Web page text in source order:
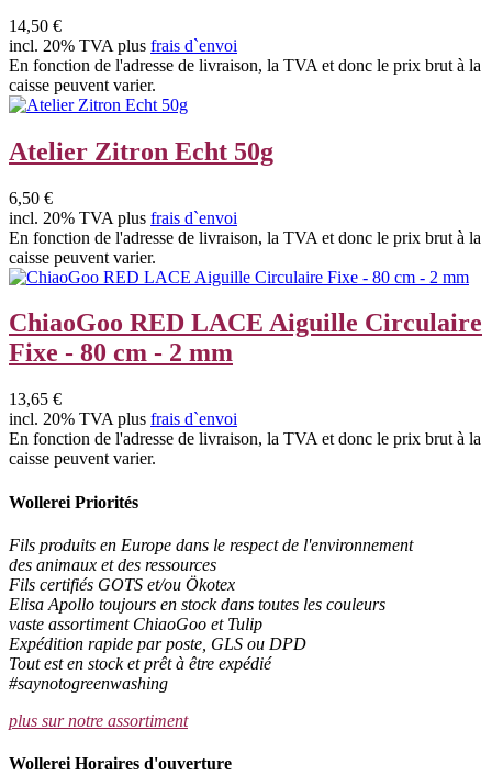
14,50 €
incl. 20% TVA plus frais d`envoi
En fonction de l'adresse de livraison, la TVA et donc le prix brut à la
caisse peuvent varier.
Atelier Zitron Echt 50g
6,50 €
incl. 20% TVA plus frais d`envoi
En fonction de l'adresse de livraison, la TVA et donc le prix brut à la
caisse peuvent varier.
ChiaoGoo RED LACE Aiguille Circulaire
Fixe - 80 cm - 2 mm
13,65 €
incl. 20% TVA plus frais d`envoi
En fonction de l'adresse de livraison, la TVA et donc le prix brut à la
caisse peuvent varier.
Wollerei Priorités
Fils produits en Europe dans le respect de l'environnement
des animaux et des ressources
Fils certifiés GOTS et/ou Ökotex
Elisa Apollo toujours en stock dans toutes les couleurs
vaste assortiment ChiaoGoo et Tulip
Expédition rapide par poste, GLS ou DPD
Tout est en stock et prêt à être expédié
#saynotogreenwashing
plus sur notre assortiment
Wollerei Horaires d'ouverture